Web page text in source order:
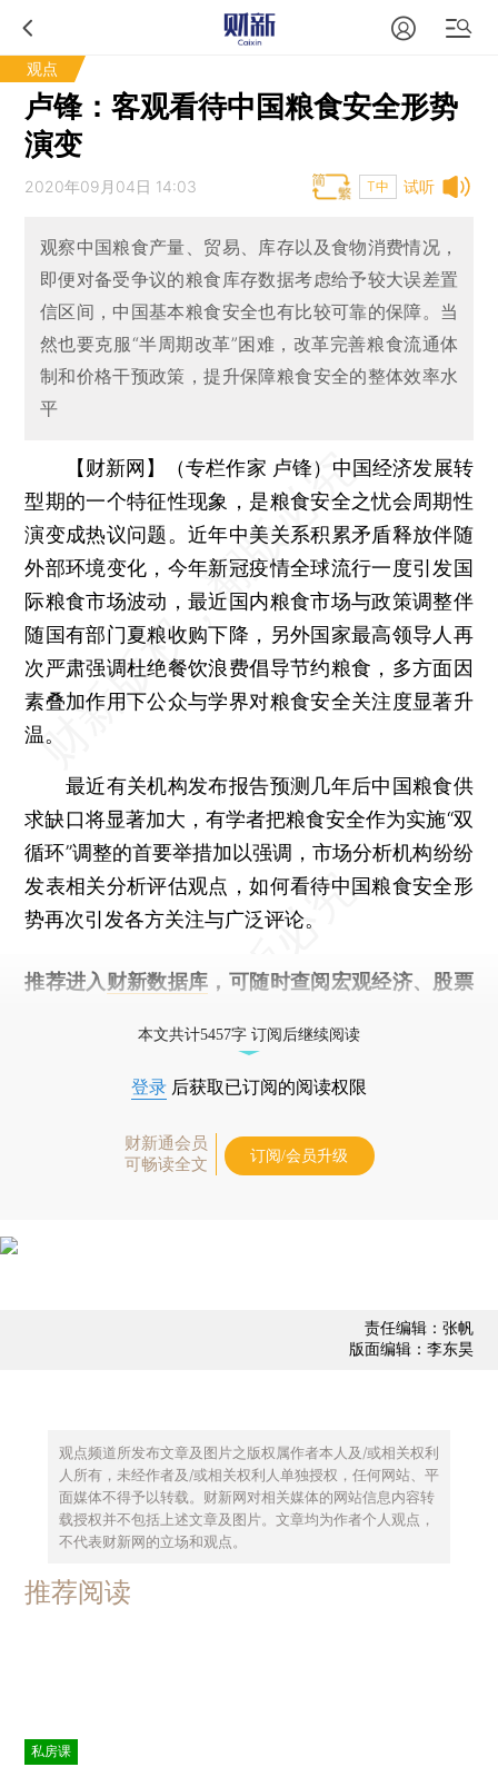
观点
卢锋：客观看待中国粮食安全形势
演变
试听
2020年09月04日 14:03 T中
观察中国粮食产量、贸易、库存以及食物消费情况，
即便对备受争议的粮食库存数据考虑给予较大误差置
信区间，中国基本粮食安全也有比较可靠的保障。当
然也要克服“半周期改革”困难，改革完善粮食流通体
制和价格干预政策，提升保障粮食安全的整体效率水
平
【财新网】（专栏作家 卢锋） 中国经济发展转
型期的一个特征性现象，是粮食安全之忧会周期性
演变成热议问题。近年中美关系积累矛盾释放伴随
外部环境变化，今年新冠疫情全球流行一度引发国
际粮食市场波动，最近国内粮食市场与政策调整伴
随国有部门夏粮收购下降，另外国家最高领导人再
次严肃强调杜绝餐饮浪费倡导节约粮食，多方面因
素叠加作用下公众与学界对粮食安全关注度显著升
温。
最近有关机构发布报告预测几年后中国粮食供
求缺口将显著加大，有学者把粮食安全作为实施“双
循环”调整的首要举措加以强调，市场分析机构纷纷
发表相关分析评估观点，如何看待中国粮食安全形
势再次引发各方关注与广泛评论。
推荐进入 财新数据库 ，可随时查阅宏观经济、股票
本文共计5457字 订阅后继续阅读
登录 后获取已订阅的阅读权限
财新通会员
可畅读全文
订阅/会员升级
责任编辑：张帆
版面编辑：李东昊
观点频道所发布文章及图片之版权属作者本人及/或相关权利
人所有，未经作者及/或相关权利人单独授权，任何网站、平
面媒体不得予以转载。财新网对相关媒体的网站信息内容转
载授权并不包括上述文章及图片。文章均为作者个人观点，
不代表财新网的立场和观点。
推荐阅读
私房课